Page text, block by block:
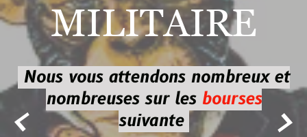
 
MILITAIRE
Nous vous attendons nombreux et
nombreuses sur les bourses
suivante